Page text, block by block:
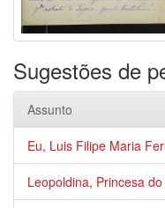
Sugestões de
Assunto
Eu, Luis Filipe Maria
Leopoldina, Princesa